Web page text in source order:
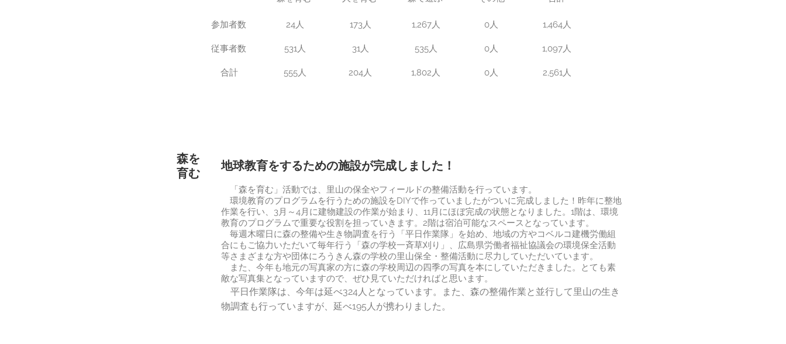
参加者数 24人 173人 1,267人 0人 1,464人
​従事者数 531人 31人 535人 0人 1,097人
合計 555人 204人 1,802人 0人 2,561人
森を
育む
地球教育をするための施設が完成しました！
「森を育む」活動では、里山の保全やフィールドの整備活動を行っています。
環境教育のプログラムを行うための施設をDIYで作っていましたがついに完成しました！昨年に整地
作業を行い、3月～4月に建物建設の作業が始まり、11月にほぼ完成の状態となりました。1階は、環境
教育のプログラムで重要な役割を担っていきます。2階は宿泊可能なスペースとなっています。
毎週木曜日に森の整備や生き物調査を行う「平日作業隊」を始め、地域の方やコベルコ建機労働組
合にもご協力いただいて毎年行う「森の学校一斉草刈り」、広島県労働者福祉協議会の環境保全活動
等さまざまな方や団体にろうきん森の学校の里山保全・整備活動に尽力していただいています。
また、今年も地元の写真家の方に森の学校周辺の四季の写真を本にしていただきました。とても素
敵な写真集となっていますので、ぜひ見ていただければと思います。
平日作業隊は、今年は延べ324人となっています。また、森の整備作業と並行して里山の生き
物調査も行っていますが、延べ195人が携わりました。